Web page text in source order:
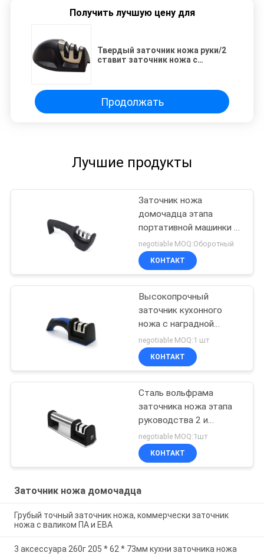
Получить лучшую цену для
Твердый заточник ножа руки/2
ставит заточник ножа с
Продолжать
Лучшие продукты
Заточник ножа
домочадца этапа
портативной машинки 3,
Хандхэльд заточник
карбида вольфрама
negotiable MOQ:Оборотный
КОНТАКТ
Высокопрочный
заточник кухонного
ножа с наградной
двойной системой
регулируемой
negotiable MOQ:1 шт
КОНТАКТ
Сталь вольфрама
заточника ножа этапа
руководства 2 и
Сермайк точить штанги
negotiable MOQ:1шт
КОНТАКТ
Заточник ножа домочадца
Грубый точный заточник ножа, коммерчески заточник
ножа с валиком ПА и ЕВА
3 аксессуара 260г 205 * 62 * 73мм кухни заточника ножа